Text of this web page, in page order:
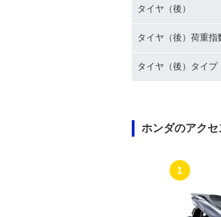
タイヤ（後）
タイヤ（後）荷重指
タイヤ（後）タイプ
ホンダのアク
1